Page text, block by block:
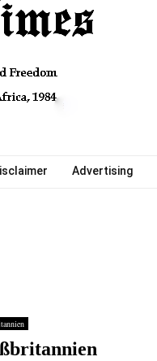
Advertising